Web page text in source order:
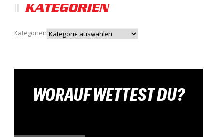
KATEGORIEN
Kategorien